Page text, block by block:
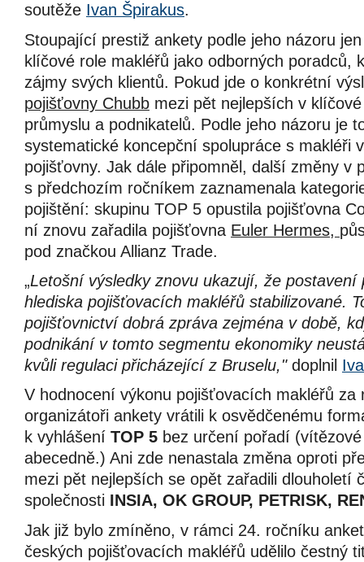
soutěže Ivan Špirakus.
Stoupající prestiž ankety podle jeho názoru
klíčové role makléřů jako odborných poradců,
zájmy svých klientů. Pokud jde o konkrétní
pojišťovny Chubb mezi pět nejlepších v
průmyslu a podnikatelů. Podle jeho názoru je
systematické koncepční spolupráce s makléři
pojišťovny. Jak dále připomněl, další změny v
s předchozím ročníkem zaznamenala
pojištění: skupinu TOP 5 opustila pojišťovna
ní znovu zařadila pojišťovna Euler Hermes,
pod značkou Allianz Trade.
„Letošní výsledky znovu ukazují, že postavení
hlediska pojišťovacích makléřů stabilizované.
pojišťovnictví dobrá zpráva zejména v době,
podnikání v tomto segmentu ekonomiky
kvůli regulaci přicházející z Bruselu," doplnil
V hodnocení výkonu pojišťovacích makléřů za
organizátoři ankety vrátili k osvědčenému
k vyhlášení TOP 5 bez určení pořadí
abecedně.) Ani zde nenastala změna oproti
mezi pět nejlepších se opět zařadili dlouholetí
společnosti INSIA, OK GROUP, PETRISK,
Jak již bylo zmíněno, v rámci 24. ročníku
českých pojišťovacích makléřů udělilo čestný